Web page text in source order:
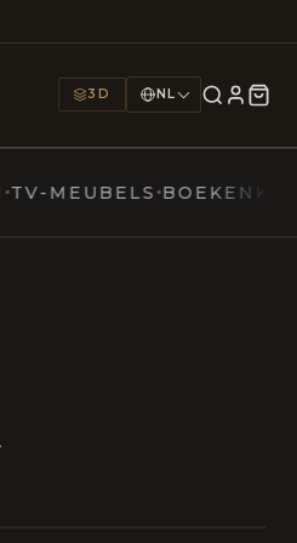
3D NL
BOEKENKASTEN